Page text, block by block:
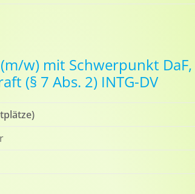
w) mit Schwerpunkt DaF,
(§ 7 Abs. 2) INTG-DV